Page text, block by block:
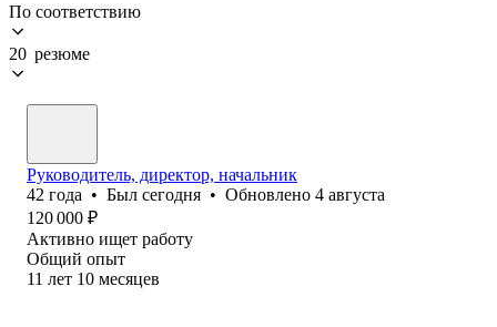
По соответствию
20 резюме
Руководитель, директор, начальник
42 года • Был сегодня • Обновлено 4 августа
120 000 ₽
Активно ищет работу
Общий опыт
11 лет 10 месяцев